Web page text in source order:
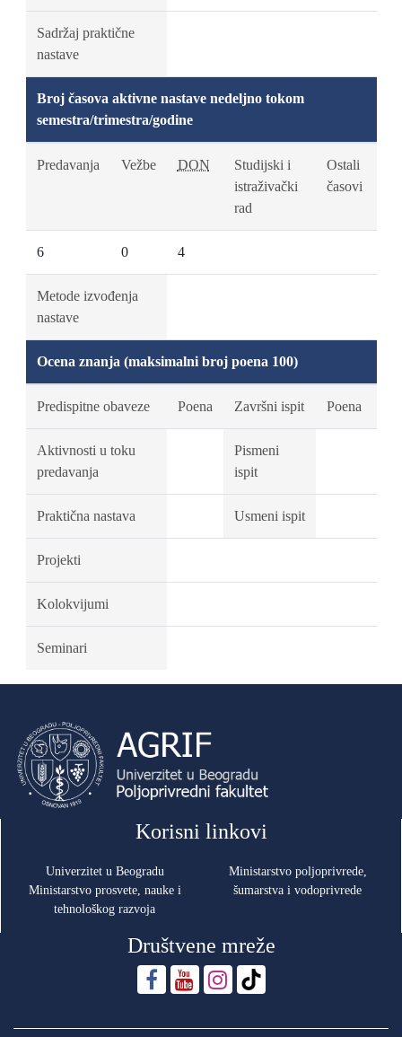
Sadržaj praktične
nastave
Broj časova aktivne nastave nedeljno tokom
semestra/trimestra/godine
Predavanja Vežbe DON
Studijski i
istraživački
rad
Ostali
časovi
6 0 4
Metode izvođenja
nastave
Ocena znanja (maksimalni broj poena 100)
Predispitne obaveze Poena Završni ispit Poena
Aktivnosti u toku
predavanja
Pismeni
ispit
Praktična nastava Usmeni ispit
Projekti
Kolokvijumi
Seminari
Korisni linkovi
Univerzitet u Beogradu
Ministarstvo prosvete, nauke i
tehnološkog razvoja
Ministarstvo poljoprivrede,
šumarstva i vodoprivrede
Društvene mreže